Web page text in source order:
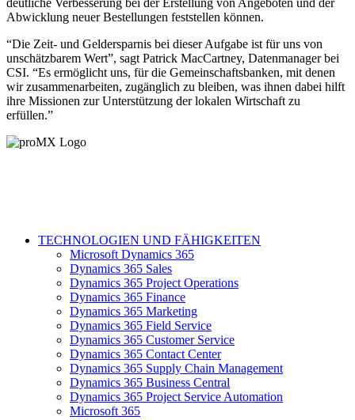
Abwicklung neuer Bestellungen feststellen können.
“Die Zeit- und Geldersparnis bei dieser Aufgabe ist für uns von
unschätzbarem Wert”, sagt Patrick MacCartney, Datenmanager bei
CSI. “Es ermöglicht uns, für die Gemeinschaftsbanken, mit denen
wir zusammenarbeiten, zugänglich zu bleiben, was ihnen dabei hilft
ihre Missionen zur Unterstützung der lokalen Wirtschaft zu
erfüllen.”
TECHNOLOGIEN UND FÄHIGKEITEN
Microsoft Dynamics 365
Dynamics 365 Sales
Dynamics 365 Project Operations
Dynamics 365 Finance
Dynamics 365 Marketing
Dynamics 365 Field Service
Dynamics 365 Customer Service
Dynamics 365 Contact Center
Dynamics 365 Supply Chain Management
Dynamics 365 Business Central
Dynamics 365 Project Service Automation
Microsoft 365